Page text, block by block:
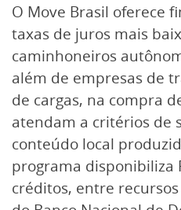
O Move Brasil oferece
taxas de juros mais
caminhoneiros
além de empresas de
de cargas, na compra
atendam a critérios de
conteúdo local
programa disponibiliza
créditos, entre